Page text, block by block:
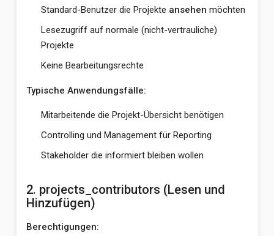
Standard-Benutzer die Projekte ansehen möchten
Lesezugriff auf normale (nicht-vertrauliche)
Projekte
Keine Bearbeitungsrechte
Typische Anwendungsfälle:
Mitarbeitende die Projekt-Übersicht benötigen
Controlling und Management für Reporting
Stakeholder die informiert bleiben wollen
2. projects_contributors (Lesen und
Hinzufügen)
Berechtigungen: